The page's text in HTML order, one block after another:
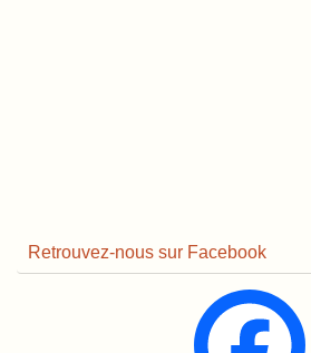
Retrouvez-nous sur Facebook